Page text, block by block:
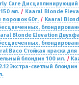
Care Дисциплинирующий
мл. / Kaaral Blonde
60г./ Kaaral
Blonde Elevation
Baco Стойкая краска для
блондин 100 мл./
Экстра-светлый